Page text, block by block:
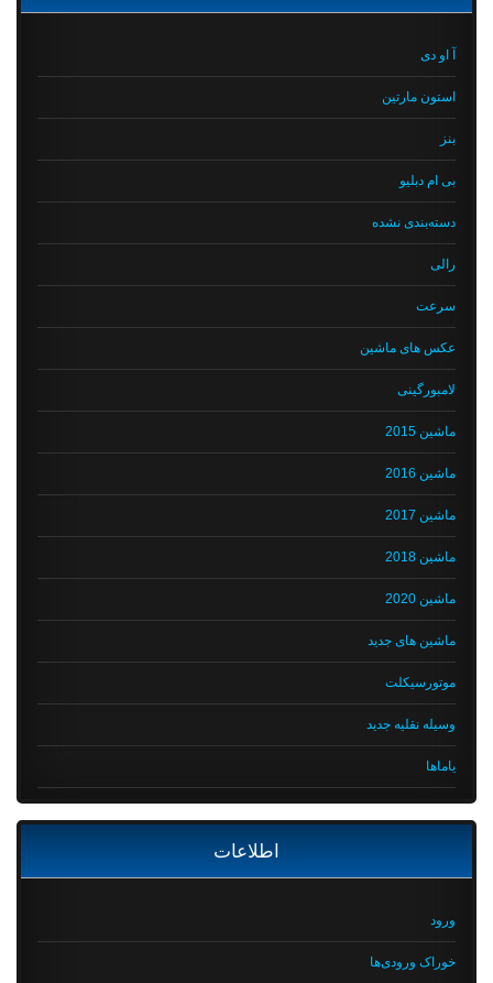
آ او دی
استون مارتین
بی ام دبلیو
دسته‌بندی نشده
رالی
سرعت
عکس های ماشین
لامبورگینی
ماشین 2015
ماشین 2016
ماشین 2017
ماشین 2018
ماشین 2020
ماشین های جدید
موتورسیکلت
وسیله نقلیه جدید
یاماها
اطلاعات
ورود
خوراک ورودی‌ها